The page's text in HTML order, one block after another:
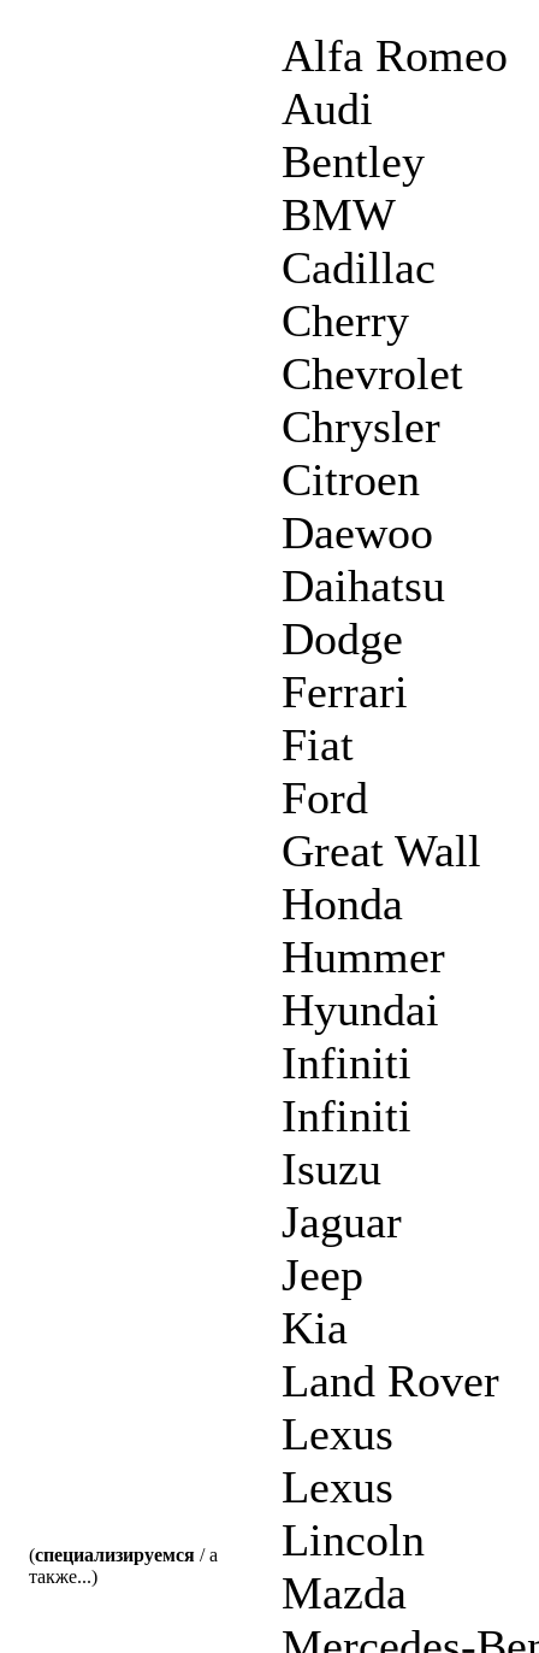
(специализируемся / а
также...)
Alfa Romeo
Audi
Bentley
BMW
Cadillac
Cherry
Chevrolet
Chrysler
Citroen
Daewoo
Daihatsu
Dodge
Ferrari
Fiat
Ford
Great Wall
Honda
Hummer
Hyundai
Infiniti
Infiniti
Isuzu
Jaguar
Jeep
Kia
Land Rover
Lexus
Lexus
Lincoln
Mazda